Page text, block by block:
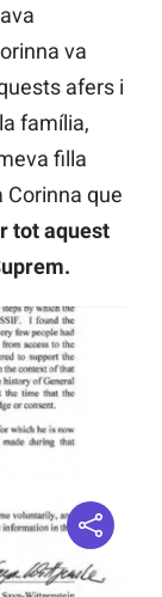
va
afers i
família,
filla
Corinna que
tot aquest